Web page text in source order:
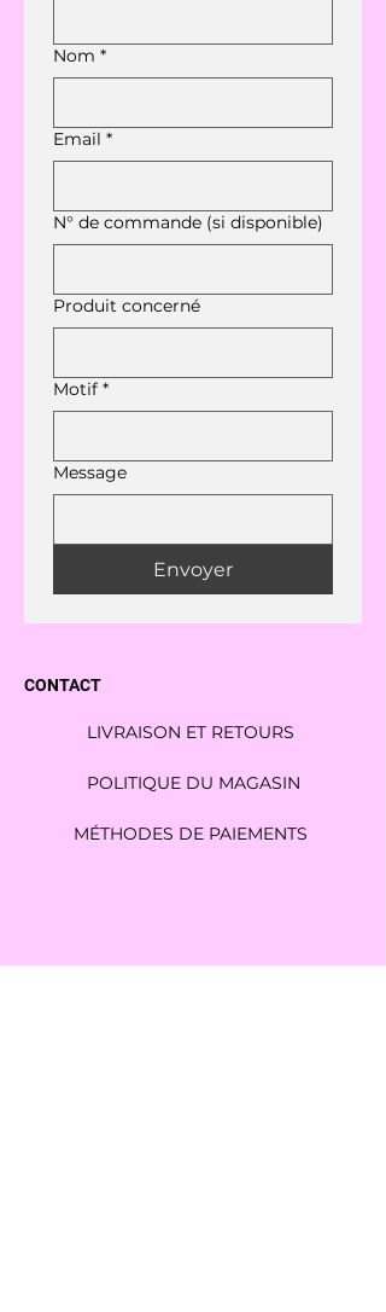
Nom *
Email *
N° de commande (si disponible)
Produit concerné
Motif *
Message
Envoyer
CONTACT
LIVRAISON ET RETOURS
POLITIQUE DU MAGASIN
MÉTHODES DE PAIEMENTS